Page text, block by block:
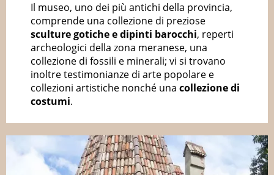
Il museo, uno dei più antichi della provincia,
comprende una collezione di preziose
sculture gotiche e dipinti barocchi, reperti
archeologici della zona meranese, una
collezione di fossili e minerali; vi si trovano
inoltre testimonianze di arte popolare e
collezioni artistiche nonché una collezione di
costumi.